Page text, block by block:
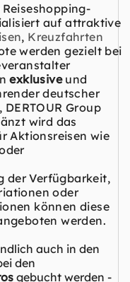
auf attraktive
, Kreuzfahrten
werden gezielt bei
exklusive und
deutscher
Group
wird das
Aktionsreisen wie
der Verfügbarkeit,
oder
können diese
werden.
auch in den
den
gebucht werden -